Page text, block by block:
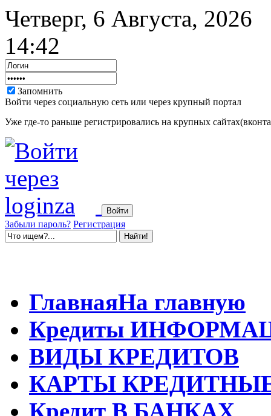
Четверг, 6 Августа, 2026
14:42
Запомнить
Войти через социальную сеть или через крупный портал
Уже где-то раньше регистрировались на крупных
Забыли пароль? Регистрация
ГлавнаяНа главную
Кредиты
ВИДЫ КРЕДИТОВ
КАРТЫ